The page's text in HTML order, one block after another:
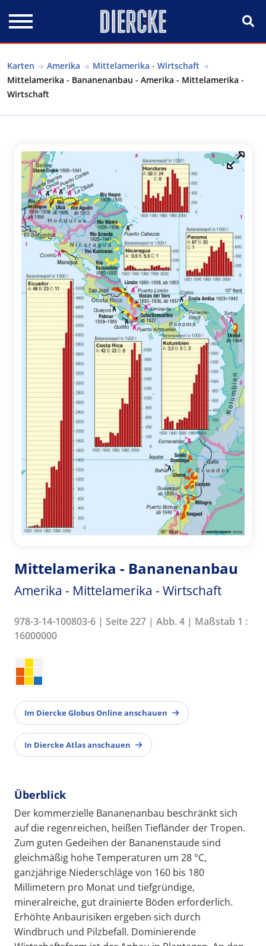
Karten Amerika
Mittelamerika - Wirtschaft
Mittelamerika - Bananenanbau - Amerika - Mittelamerika -
Wirtschaft
Mittelamerika - Bananenanbau
Amerika - Mittelamerika - Wirtschaft
978-3-14-100803-6 | Seite 227 | Abb. 4 | Maßstab 1 :
16000000
Im Diercke Globus Online anschauen
In Diercke Atlas anschauen
Überblick
Der kommerzielle Bananenanbau beschränkt sich
auf die regenreichen, heißen Tiefländer der Tropen.
Zum guten Gedeihen der Bananenstaude sind
gleichmäßig hohe Temperaturen um 28 °C,
ganzjährige Niederschläge von 160 bis 180
Millimetern pro Monat und tiefgründige,
mineralreiche, gut drainierte Böden erforderlich.
Erhöhte Anbaurisiken ergeben sich durch
Windbruch und Pilzbefall. Dominierende